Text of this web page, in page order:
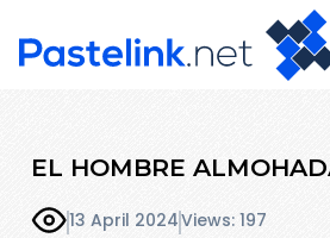
EL HOMBRE
13 April 2024Views: 197